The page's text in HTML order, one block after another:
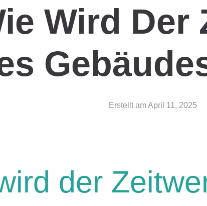
Wird Der
Erstellt amApril 11, 2025
der